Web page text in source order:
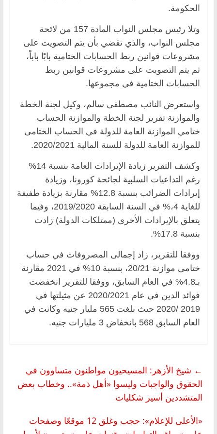
الحكومة.
وتلا رئيس مجلس النواب المادة 157 من لائحة
مجلس النواب، والذي تقضي بأن يتم التصويت على
مشروعات قوانين ربط الحسابات الختامية بابًا باباً،
ثم يتم التصويت على مشروعات قوانين ربط
الحسابات الختامية في مجموعها.
واستعرض النائب مصطفى سالم، وكيل لجنة الخطة
والموازنة تقرير لجنة الخطة والموازنة الحساب
ختامي الموازنة العامة للدولة في الحساب الختامى
للموازنة العامة للدولة للسنة المالية 2020/2021.
وكشف التقرير زيادة الإيرادات العامة بنسبة 14%
رغم التداعيات السلبية لجائحة كورونا، وزيادة
إيرادات الضرائب بنسبة 12.8% مقارنة بزيادة طفيفة
للغاية 4،% في السنة السابقة 2019/2020، وفيما
يتعلق بالإيرادات الأخرى (ممتلكات الدولة) زادت
بنسبة 17.8%.
ووفقا للتقرير، زاد إجمالى المصروفات في حساب
ختامى موازنة 20/21، بنسبة 10% في 2021 مقارنة
بـ4.8% في العام السابق، ووفقا للتقرير انخفضت
فوائد الدين في عام 2020/2021 عن مثيلتها في
2019 /2020 حيث بلغت 565 مليار جنيه وكانت في
العام السابق 568 بانخفاض 3 مليارات جنيه.
← شيخ الأزهر: المسيحيون مواطنون متساوون في
الحقوق والواجبات وليسوا «أهل ذمة».. وخطاب بعض
المتشددين أسير شكليات
«الأعلى للإعلام»: حجب وغلق 12 موقعًا وصفحات